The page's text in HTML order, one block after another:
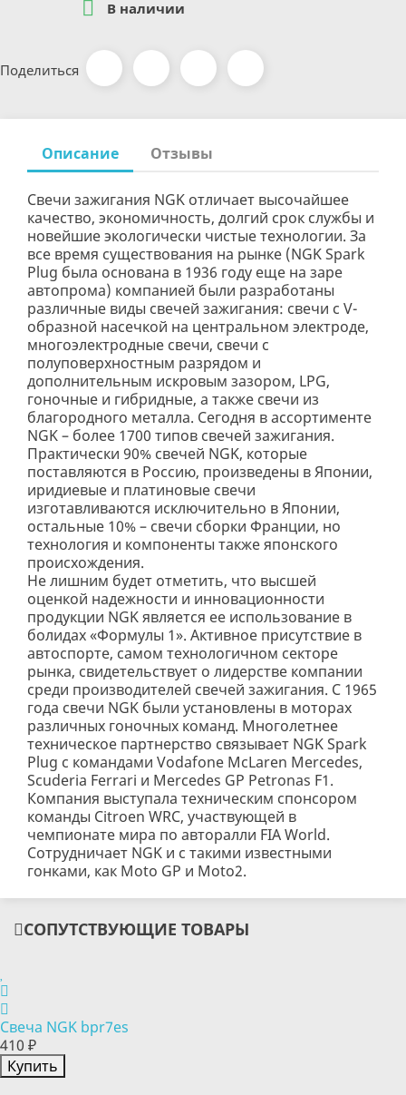
 В наличии
Поделиться
Описание Отзывы
Свечи зажигания NGK отличает высочайшее
качество, экономичность, долгий срок службы и
новейшие экологически чистые технологии. За
все время существования на рынке (NGK Spark
Plug была основана в 1936 году еще на заре
автопрома) компанией были разработаны
различные виды свечей зажигания: свечи с V-
образной насечкой на центральном электроде,
многоэлектродные свечи, свечи с
полуповерхностным разрядом и
дополнительным искровым зазором, LPG,
гоночные и гибридные, а также свечи из
благородного металла. Сегодня в ассортименте
NGK – более 1700 типов свечей зажигания.
Практически 90% свечей NGK, которые
поставляются в Россию, произведены в Японии,
иридиевые и платиновые свечи
изготавливаются исключительно в Японии,
остальные 10% – свечи сборки Франции, но
технология и компоненты также японского
происхождения.
Не лишним будет отметить, что высшей
оценкой надежности и инновационности
продукции NGK является ее использование в
болидах «Формулы 1». Активное присутствие в
автоспорте, самом технологичном секторе
рынка, свидетельствует о лидерстве компании
среди производителей свечей зажигания. С 1965
года свечи NGK были установлены в моторах
различных гоночных команд. Многолетнее
техническое партнерство связывает NGK Spark
Plug с командами Vodafone McLaren Mercedes,
Scuderia Ferrari и Mercedes GP Petronas F1.
Компания выступала техническим спонсором
команды Citroen WRC, участвующей в
чемпионате мира по авторалли FIA World.
Сотрудничает NGK и с такими известными
гонками, как Moto GP и Moto2.
СОПУТСТВУЮЩИЕ ТОВАРЫ
Свеча NGK bpr7es
410 ₽
Купить